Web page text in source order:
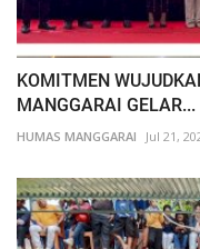
KOMITMEN
MANGGARAI GELAR...
HUMAS MANGGARAI Jul 21,